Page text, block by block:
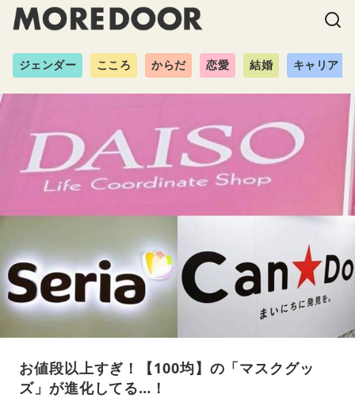
ジェンダー こころ からだ 恋愛 結婚 キャリア
お値段以上すぎ！【100均】の「マスクグッ
ズ」が進化してる…！